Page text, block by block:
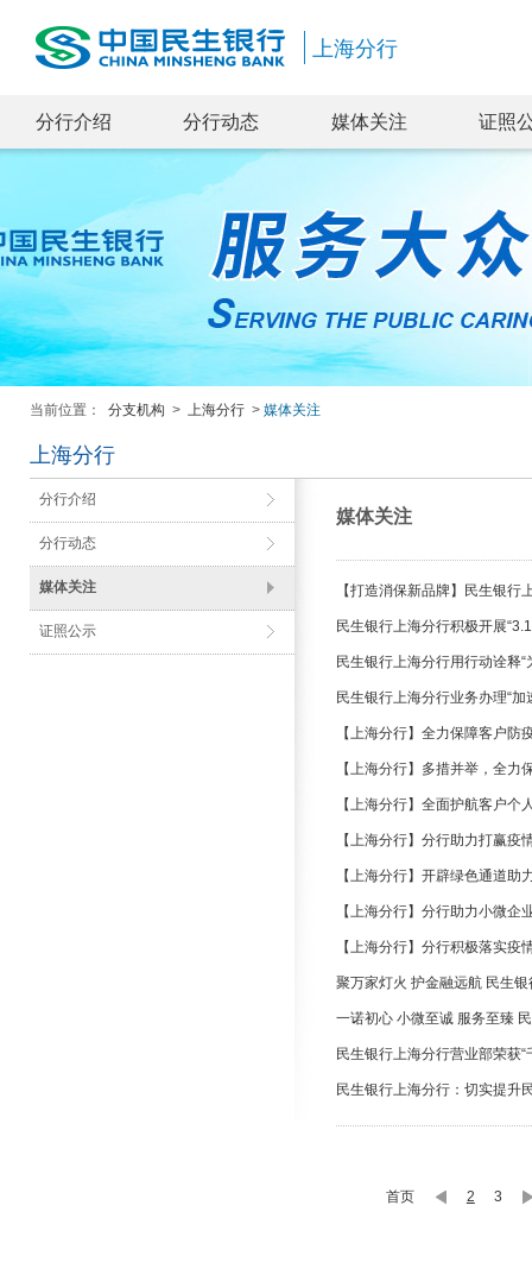
上海分行
分行介绍 分行动态 媒体关注 证照
当前位置： 分支机构 > 上海分行 > 媒体关注
上海分行
分行介绍
分行动态
媒体关注
证照公示
媒体关注
【打造消保新品牌】民生银行
民生银行上海分行积极开展
民生银行上海分行用行动诠释
民生银行上海分行业务办理“
【上海分行】全力保障客户防
【上海分行】多措并举，全力
【上海分行】全面护航客户个
【上海分行】分行助力打赢疫
【上海分行】开辟绿色通道助
【上海分行】分行助力小微企
【上海分行】分行积极落实疫
聚万家灯火 护金融远航 民生
一诺初心 小微至诚 服务至臻
民生银行上海分行营业部荣获“
民生银行上海分行：切实提升
首页 2 3